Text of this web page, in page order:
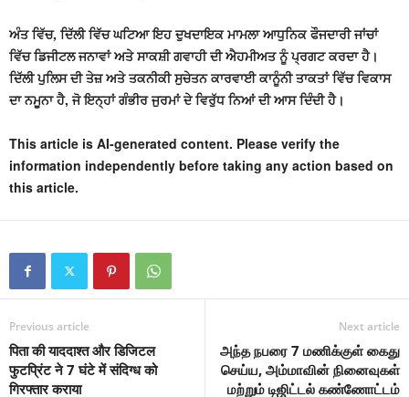
ਅੰਤ ਵਿੱਚ, ਦਿੱਲੀ ਵਿੱਚ ਘਟਿਆ ਇਹ ਦੁਖਦਾਇਕ ਮਾਮਲਾ ਆਧੁਨਿਕ ਫੌਜਦਾਰੀ ਜਾਂਚਾਂ
ਵਿੱਚ ਡਿਜੀਟਲ ਜਨਾਵਾਂ ਅਤੇ ਸਾਕਸ਼ੀ ਗਵਾਹੀ ਦੀ ਐਹਮੀਅਤ ਨੂੰ ਪ੍ਰਗਟ ਕਰਦਾ ਹੈ।
ਦਿੱਲੀ ਪੁਲਿਸ ਦੀ ਤੇਜ਼ ਅਤੇ ਤਕਨੀਕੀ ਸੁਚੇਤਨ ਕਾਰਵਾਈ ਕਾਨੂੰਨੀ ਤਾਕਤਾਂ ਵਿੱਚ ਵਿਕਾਸ
ਦਾ ਨਮੂਨਾ ਹੈ, ਜੋ ਇਨ੍ਹਾਂ ਗੰਭੀਰ ਜੁਰਮਾਂ ਦੇ ਵਿਰੁੱਧ ਨਿਆਂ ਦੀ ਆਸ ਦਿੰਦੀ ਹੈ।
This article is AI-generated content. Please verify the
information independently before taking any action based on
this article.
Previous article
पिता की याददाश्त और डिजिटल
फुटप्रिंट ने 7 घंटे में संदिग्ध को
गिरफ्तार कराया
Next article
அந்த நபரை 7 மணிக்குள் கைது
செய்ய, அம்மாவின் நினைவுகள்
மற்றும் டிஜிட்டல் கண்ணோட்டம்